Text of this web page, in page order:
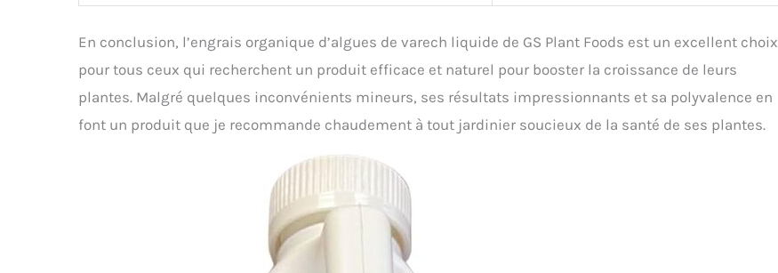
En conclusion, l’engrais organique d’algues de varech liquide de GS Plant Foods est un excellent choix
pour tous ceux qui recherchent un produit efficace et naturel pour booster la croissance de leurs
plantes. Malgré quelques inconvénients mineurs, ses résultats impressionnants et sa polyvalence en
font un produit que je recommande chaudement à tout jardinier soucieux de la santé de ses plantes.